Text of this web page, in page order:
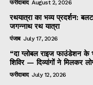
फरीदाबाद August 2, 2026
रथयात्रा का भव्य प्रदर्शन:
जगन्नाथ रथ यात्रा
पंजाब July 17, 2026
“दा ग्लोबल राइज फाउंडेशन के
शिविर — दिव्यांगों ने मिलकर
फरीदाबाद July 12, 2026